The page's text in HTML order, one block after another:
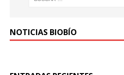
NOTICIAS BIOBÍO